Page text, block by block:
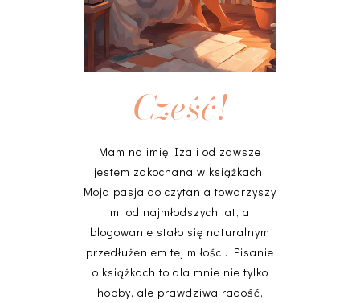
Cześć!
Mam na imię Iza i od zawsze
jestem zakochana w książkach.
Moja pasja do czytania towarzyszy
mi od najmłodszych lat, a
blogowanie stało się naturalnym
przedłużeniem tej miłości. Pisanie
o książkach to dla mnie nie tylko
hobby, ale prawdziwa radość,